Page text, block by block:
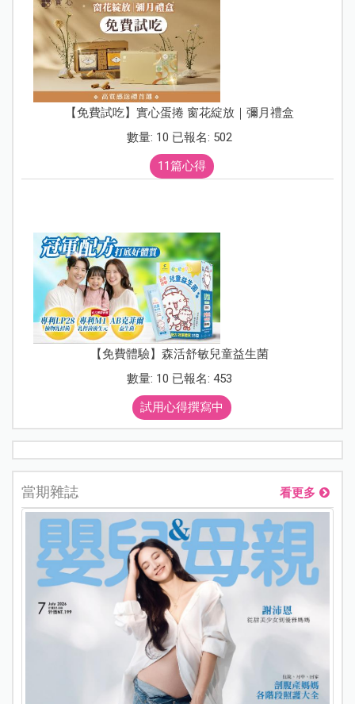
【免費試吃】實心蛋捲 窗花綻放｜彌月禮盒
數量: 10 已報名: 502
11篇心得
【免費體驗】森活舒敏兒童益生菌
數量: 10 已報名: 453
試用心得撰寫中
當期雜誌 看更多